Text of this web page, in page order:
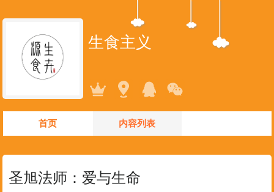
生食主义
首页 内容列表
圣旭法师：爱与生命